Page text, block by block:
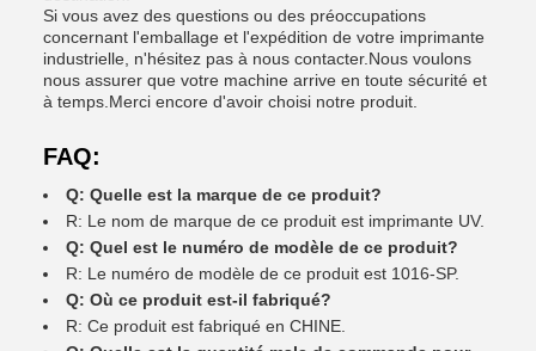
Si vous avez des questions ou des préoccupations
concernant l'emballage et l'expédition de votre imprimante
industrielle, n'hésitez pas à nous contacter.Nous voulons
nous assurer que votre machine arrive en toute sécurité et
à temps.Merci encore d'avoir choisi notre produit.
FAQ:
Q: Quelle est la marque de ce produit?
R: Le nom de marque de ce produit est imprimante UV.
Q: Quel est le numéro de modèle de ce produit?
R: Le numéro de modèle de ce produit est 1016-SP.
Q: Où ce produit est-il fabriqué?
R: Ce produit est fabriqué en CHINE.